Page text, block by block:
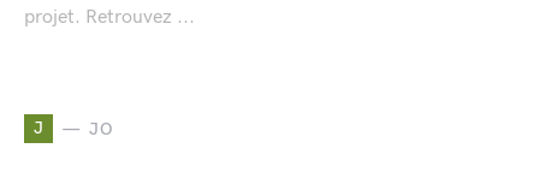
projet. Retrouvez ...
J JO